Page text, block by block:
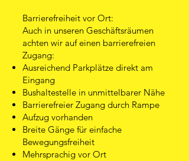
Barrierefreiheit vor Ort:
Auch in unseren Geschäftsräumen
achten wir auf einen barrierefreien
Zugang:
Ausreichend Parkplätze direkt am
Eingang
Bushaltestelle in unmittelbarer Nähe
Barrierefreier Zugang durch Rampe
Aufzug vorhanden
Breite Gänge für einfache
Bewegungsfreiheit​
Mehrsprachig vor Ort